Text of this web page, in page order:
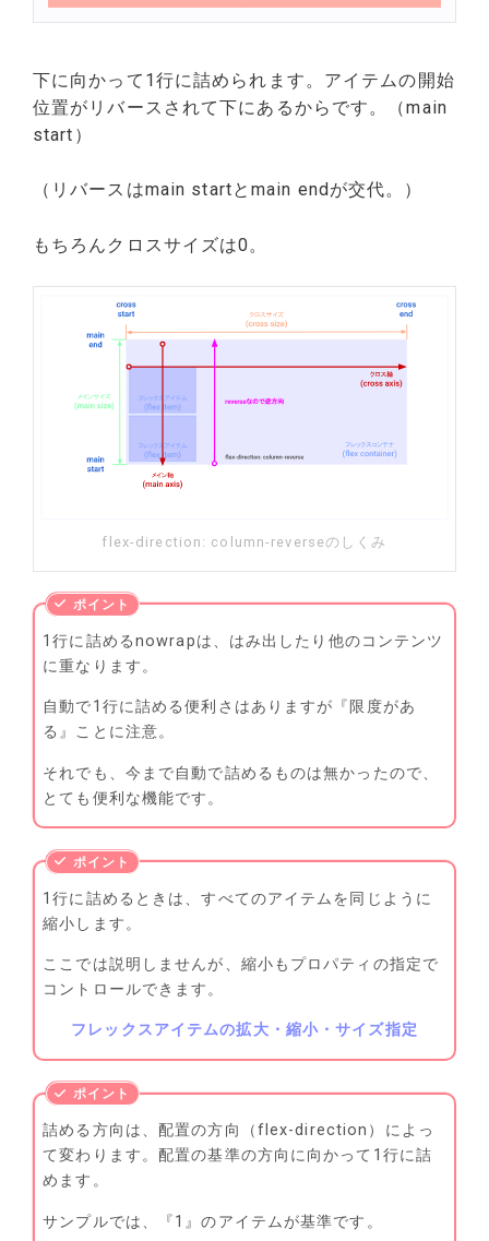
下に向かって1行に詰められます。アイテムの開始
位置がリバースされて下にあるからです。（main
start）
（リバースはmain startとmain endが交代。）
もちろんクロスサイズは0。
flex-direction: column-reverseのしくみ
1行に詰めるnowrapは、はみ出したり他のコンテンツ
に重なります。
自動で1行に詰める便利さはありますが『限度があ
る』ことに注意。
それでも、今まで自動で詰めるものは無かったので、
とても便利な機能です。
1行に詰めるときは、すべてのアイテムを同じように
縮小します。
ここでは説明しませんが、縮小もプロパティの指定で
コントロールできます。
フレックスアイテムの拡大・縮小・サイズ指定
詰める方向は、配置の方向（flex-direction）によっ
て変わります。配置の基準の方向に向かって1行に詰
めます。
サンプルでは、『1』のアイテムが基準です。